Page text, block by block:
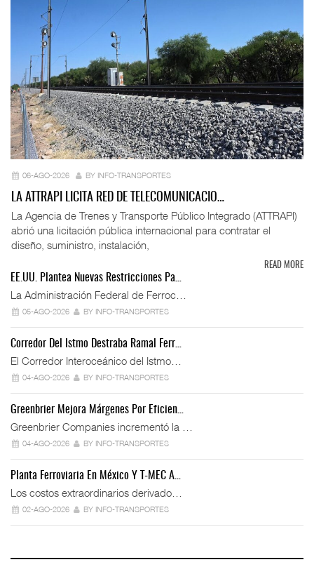
06-AGO-2026 BY INFO-TRANSPORTES
LA ATTRAPI LICITA RED DE TELECOMUNICACIO…
La Agencia de Trenes y Transporte Público Integrado (ATTRAPI)
abrió una licitación pública internacional para contratar el
diseño, suministro, instalación,
READ MORE
EE.UU. Plantea Nuevas Restricciones Pa…
La Administración Federal de Ferroc…
05-AGO-2026 BY INFO-TRANSPORTES
Corredor Del Istmo Destraba Ramal Ferr…
El Corredor Interoceánico del Istmo…
04-AGO-2026 BY INFO-TRANSPORTES
Greenbrier Mejora Márgenes Por Eficien…
Greenbrier Companies incrementó la …
04-AGO-2026 BY INFO-TRANSPORTES
Planta Ferroviaria En México Y T-MEC A…
Los costos extraordinarios derivado…
02-AGO-2026 BY INFO-TRANSPORTES